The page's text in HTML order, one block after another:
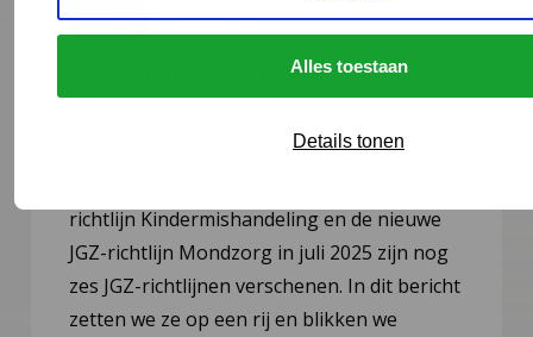
Alles toestaan
Details tonen
Nieuws 21 juli 2026
Vernieuwing JGZ-richtlijnen 2023–
2026: 8 nieuwe en herziene
richtlijnen gepubliceerd
richtlijn Kindermishandeling en de nieuwe
JGZ-richtlijn Mondzorg in juli 2025 zijn nog
zes JGZ-richtlijnen verschenen. In dit bericht
zetten we ze op een rij en blikken we